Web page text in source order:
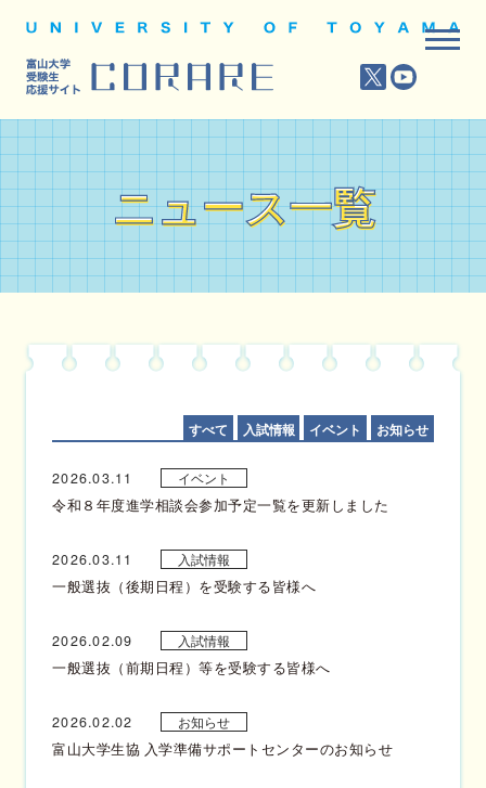
ニュース一覧
ニュース一覧
すべて 入試情報 イベント お知らせ
2026.03.11 イベント
令和８年度進学相談会参加予定一覧を更新しました
2026.03.11 入試情報
一般選抜（後期日程）を受験する皆様へ
2026.02.09 入試情報
一般選抜（前期日程）等を受験する皆様へ
2026.02.02 お知らせ
富山大学生協 入学準備サポートセンターのお知らせ